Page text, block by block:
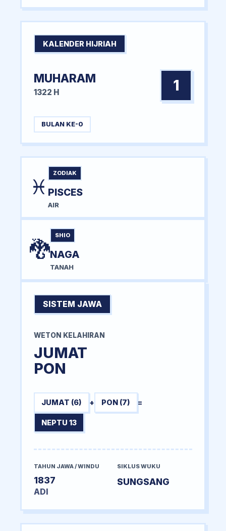
KALENDER HIJRIAH
MUHARAM
1322 H 1
BULAN KE-0
♓
ZODIAK
PISCES
AIR
🐉
SHIO
NAGA
TANAH
SISTEM JAWA
WETON KELAHIRAN
JUMAT
PON
JUMAT (6) + PON (7) =
NEPTU 13
TAHUN JAWA / WINDU
1837
ADI
SIKLUS WUKU
SUNGSANG